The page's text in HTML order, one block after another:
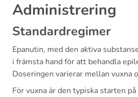
Administrering
Standardregimer
Epanutin, med den aktiva
i främsta hand för att behandla
Doseringen varierar mellan vuxna
För vuxna är den typiska starten